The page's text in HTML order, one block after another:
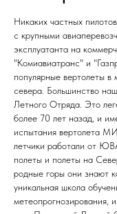
Никаких частных
с крупными
эксплуатанта на
"Комиавиатранс" и
популярные вертолеты в
севера. Большинство
Летного Отряда. Это
более 70 лет назад, и
испытания вертолета
летчики работали от
полеты и полеты на
родные горы они знают
уникальная школа
метеопрогнозирования,